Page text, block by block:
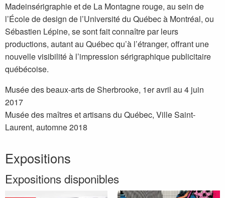
Madeinsérigraphie et de La Montagne rouge, au sein de
l’École de design de l’Université du Québec à Montréal, ou
Sébastien Lépine, se sont fait connaître par leurs
productions, autant au Québec qu’à l’étranger, offrant une
nouvelle visibilité à l’impression sérigraphique publicitaire
québécoise.
Musée des beaux-arts de Sherbrooke, 1er avril au 4 juin
2017
Musée des maîtres et artisans du Québec, Ville Saint-
Laurent, automne 2018
Expositions
Expositions disponibles